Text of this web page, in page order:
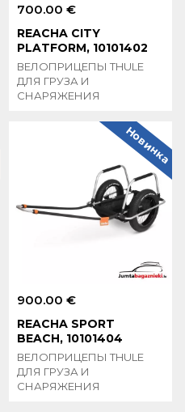
700.00 €
REACHA CITY
PLATFORM, 10101402
ВЕЛОПРИЦЕПЫ THULE
ДЛЯ ГРУЗА И
СНАРЯЖЕНИЯ
900.00 €
REACHA SPORT
BEACH, 10101404
ВЕЛОПРИЦЕПЫ THULE
ДЛЯ ГРУЗА И
СНАРЯЖЕНИЯ
Новинка